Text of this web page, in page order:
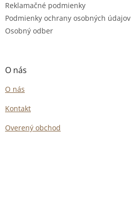
Reklamačné podmienky
Podmienky ochrany osobných údajov
Osobný odber
O nás
O nás
Kontakt
Overený obchod